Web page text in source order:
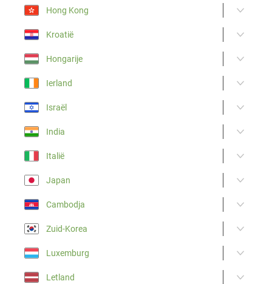
Hong Kong
Kroatië
Hongarije
Ierland
Israël
India
Italië
Japan
Cambodja
Zuid-Korea
Luxemburg
Letland